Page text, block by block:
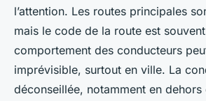
l’attention. Les routes principales
mais le code de la route est
comportement des conducteurs
imprévisible, surtout en ville. La
déconseillée, notamment en dehors